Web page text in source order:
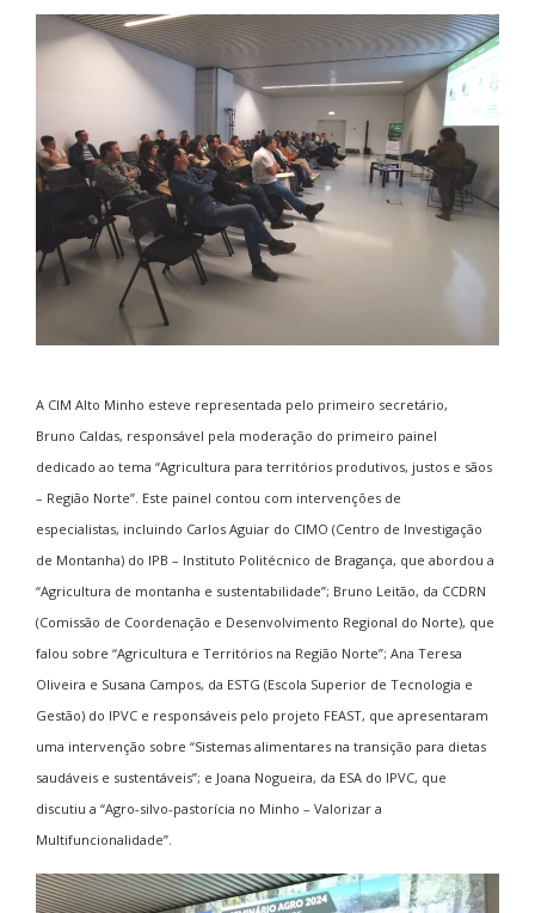
A CIM Alto Minho esteve representada pelo primeiro secretário,
Bruno Caldas, responsável pela moderação do primeiro painel
dedicado ao tema “Agricultura para territórios produtivos, justos e sãos
– Região Norte”. Este painel contou com intervenções de
especialistas, incluindo Carlos Aguiar do CIMO (Centro de Investigação
de Montanha) do IPB – Instituto Politécnico de Bragança, que abordou a
“Agricultura de montanha e sustentabilidade”; Bruno Leitão, da CCDRN
(Comissão de Coordenação e Desenvolvimento Regional do Norte), que
falou sobre “Agricultura e Territórios na Região Norte”; Ana Teresa
Oliveira e Susana Campos, da ESTG (Escola Superior de Tecnologia e
Gestão) do IPVC e responsáveis pelo projeto FEAST, que apresentaram
uma intervenção sobre “Sistemas alimentares na transição para dietas
saudáveis e sustentáveis”; e Joana Nogueira, da ESA do IPVC, que
discutiu a “Agro-silvo-pastorícia no Minho – Valorizar a
Multifuncionalidade”.